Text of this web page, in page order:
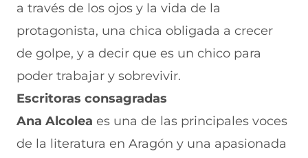
a través de los ojos y la vida de la
protagonista, una chica obligada a crecer
de golpe, y a decir que es un chico para
poder trabajar y sobrevivir.
Escritoras consagradas
Ana Alcolea es una de las principales voces
de la literatura en Aragón y una apasionada